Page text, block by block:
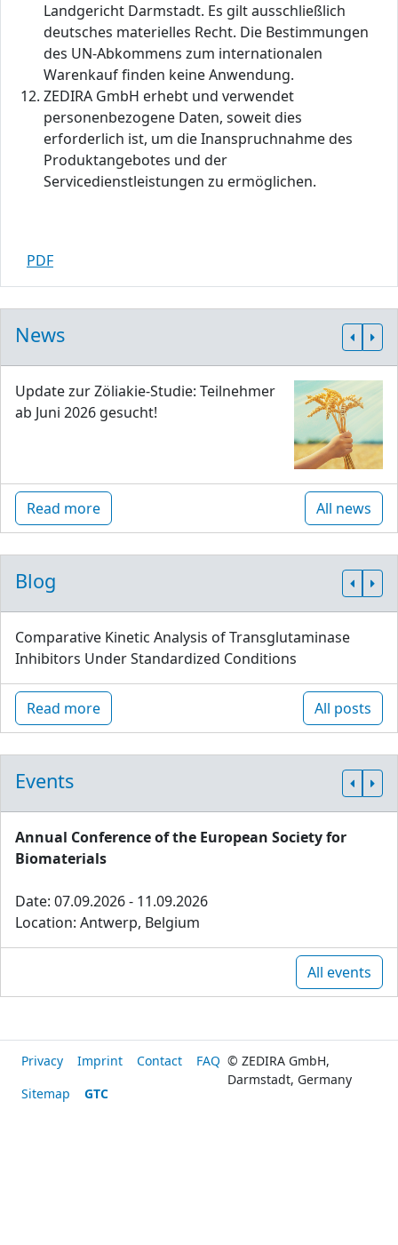
Landgericht Darmstadt. Es gilt ausschließlich
deutsches materielles Recht. Die Bestimmungen
des UN-Abkommens zum internationalen
Warenkauf finden keine Anwendung.
ZEDIRA GmbH erhebt und verwendet
personenbezogene Daten, soweit dies
erforderlich ist, um die Inanspruchnahme des
Produktangebotes und der
Servicedienstleistungen zu ermöglichen.
PDF
News
Update zur Zöliakie-Studie: Teilnehmer
ab Juni 2026 gesucht!
Read more All news
Blog
Comparative Kinetic Analysis of Transglutaminase
Inhibitors Under Standardized Conditions
Read more All posts
Events
Annual Conference of the European Society for
Biomaterials
Date: 07.09.2026 - 11.09.2026
Location: Antwerp, Belgium
All events
Privacy Imprint Contact
FAQ
Sitemap
GTC
© ZEDIRA GmbH,
Darmstadt, Germany